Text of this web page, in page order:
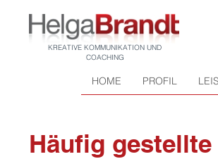
HOME PROFIL
Häufig gestellte
KREATIVE KOMMUNIKATION UND
COACHING